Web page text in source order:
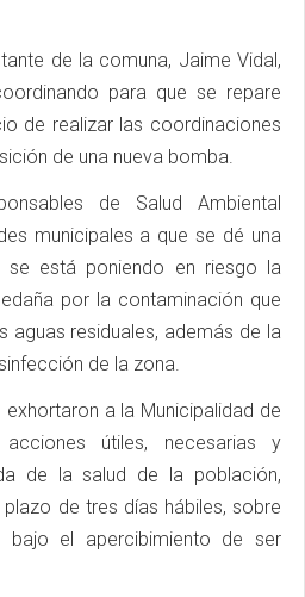
de la comuna, Jaime Vidal,
para que se repare
de realizar las coordinaciones
de una nueva bomba.
de Salud Ambiental
municipales a que se dé una
se está poniendo en riesgo la
por la contaminación que
aguas residuales, además de la
de la zona.
a la Municipalidad de
útiles, necesarias y
de la salud de la población,
de tres días hábiles, sobre
bajo el apercibimiento de ser